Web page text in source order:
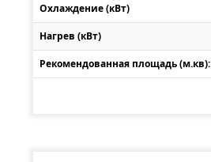
Охлаждение (кВт)
Нагрев (кВт)
Рекомендованная площадь (м.кв):